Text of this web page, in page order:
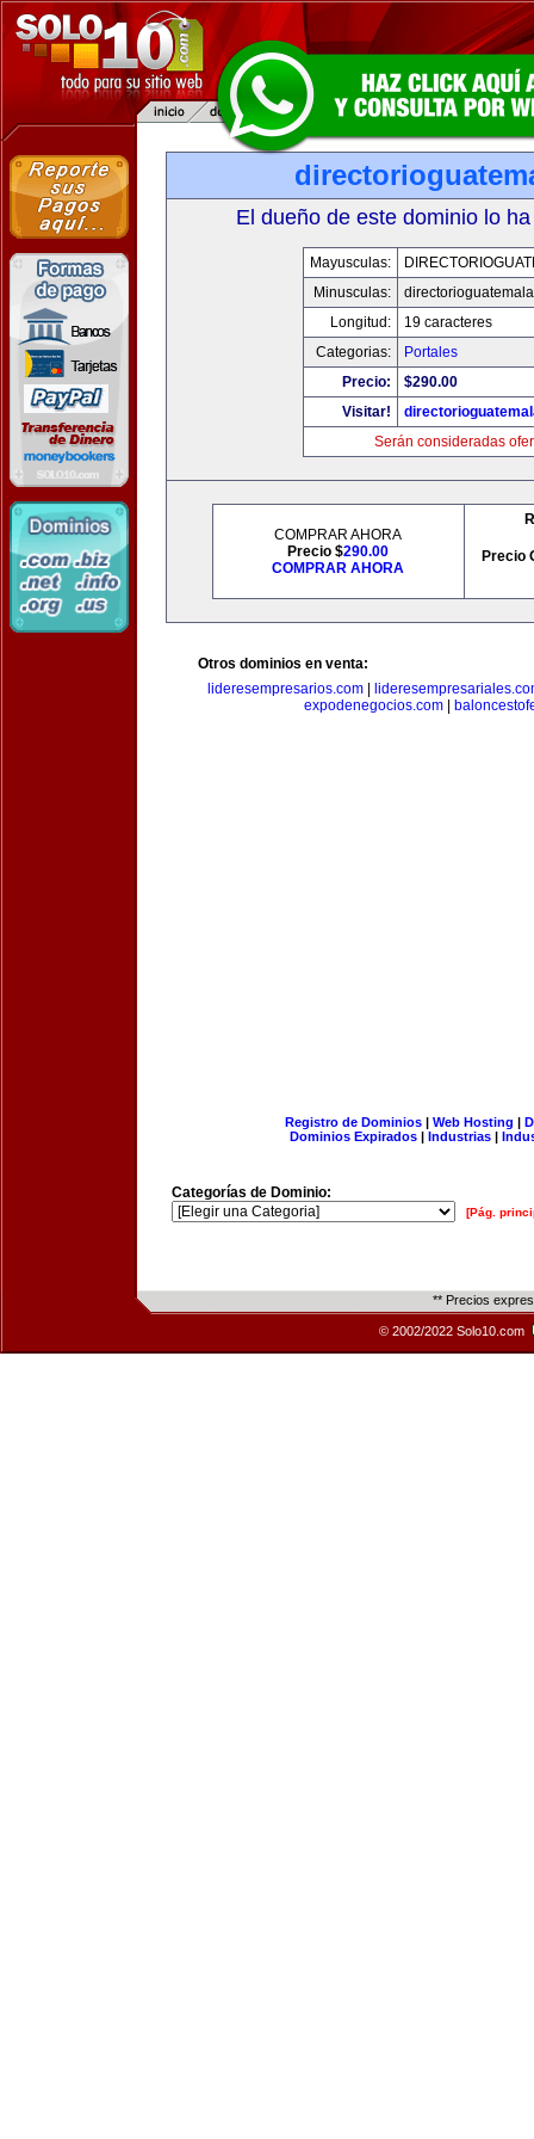
El dueño de este dominio lo
Mayusculas:
Minusculas:
Longitud:
19 caracteres
Categorias:
Portales
Precio:
$290.00
Visitar!
Serán consideradas
COMPRAR AHORA
Precio $290.00
COMPRAR AHORA
Precio
Otros dominios en venta:
lideresempresarios.com|
expodenegocios.com|
Registro de Dominios| Web Hosting |
Dominios Expirados | Industrias |
Categorías de Dominio:
[Pág.
** Precios
© 2002/2022 Solo10.com